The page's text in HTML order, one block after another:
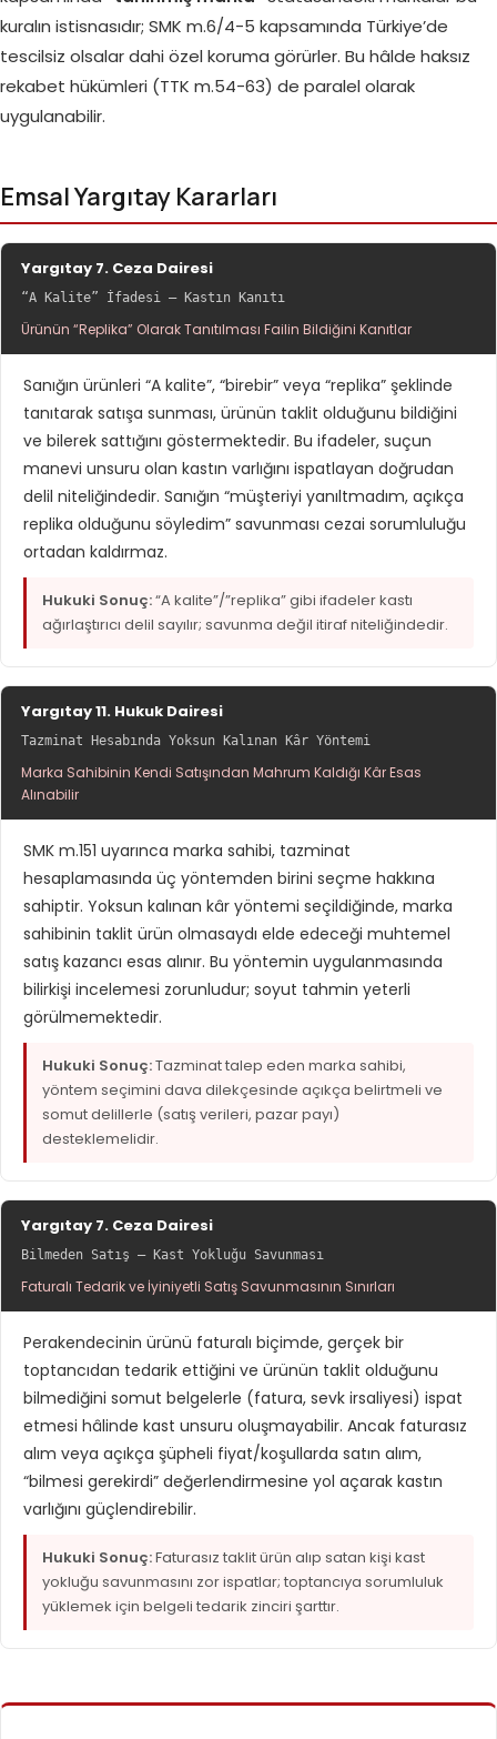
kuralın istisnasıdır; SMK m.6/4-5 kapsamında Türkiye’de
tescilsiz olsalar dahi özel koruma görürler. Bu hâlde haksız
rekabet hükümleri (TTK m.54-63) de paralel olarak
uygulanabilir.
Emsal Yargıtay Kararları
Yargıtay 7. Ceza Dairesi
“A Kalite” İfadesi — Kastın Kanıtı
Ürünün “Replika” Olarak Tanıtılması Failin Bildiğini Kanıtlar
Sanığın ürünleri “A kalite”, “birebir” veya “replika” şeklinde
tanıtarak satışa sunması, ürünün taklit olduğunu bildiğini
ve bilerek sattığını göstermektedir. Bu ifadeler, suçun
manevi unsuru olan kastın varlığını ispatlayan doğrudan
delil niteliğindedir. Sanığın “müşteriyi yanıltmadım, açıkça
replika olduğunu söyledim” savunması cezai sorumluluğu
ortadan kaldırmaz.
Hukuki Sonuç:“A kalite”/”replika” gibi ifadeler kastı
ağırlaştırıcı delil sayılır; savunma değil itiraf niteliğindedir.
Yargıtay 11. Hukuk Dairesi
Tazminat Hesabında Yoksun Kalınan Kâr Yöntemi
Marka Sahibinin Kendi Satışından Mahrum Kaldığı Kâr Esas
Alınabilir
SMK m.151 uyarınca marka sahibi, tazminat
hesaplamasında üç yöntemden birini seçme hakkına
sahiptir. Yoksun kalınan kâr yöntemi seçildiğinde, marka
sahibinin taklit ürün olmasaydı elde edeceği muhtemel
satış kazancı esas alınır. Bu yöntemin uygulanmasında
bilirkişi incelemesi zorunludur; soyut tahmin yeterli
görülmemektedir.
Hukuki Sonuç:Tazminat talep eden marka sahibi,
yöntem seçimini dava dilekçesinde açıkça belirtmeli ve
somut delillerle (satış verileri, pazar payı)
desteklemelidir.
Yargıtay 7. Ceza Dairesi
Bilmeden Satış — Kast Yokluğu Savunması
Faturalı Tedarik ve İyiniyetli Satış Savunmasının Sınırları
Perakendecinin ürünü faturalı biçimde, gerçek bir
toptancıdan tedarik ettiğini ve ürünün taklit olduğunu
bilmediğini somut belgelerle (fatura, sevk irsaliyesi) ispat
etmesi hâlinde kast unsuru oluşmayabilir. Ancak faturasız
alım veya açıkça şüpheli fiyat/koşullarda satın alım,
“bilmesi gerekirdi” değerlendirmesine yol açarak kastın
varlığını güçlendirebilir.
Hukuki Sonuç:Faturasız taklit ürün alıp satan kişi kast
yokluğu savunmasını zor ispatlar; toptancıya sorumluluk
yüklemek için belgeli tedarik zinciri şarttır.